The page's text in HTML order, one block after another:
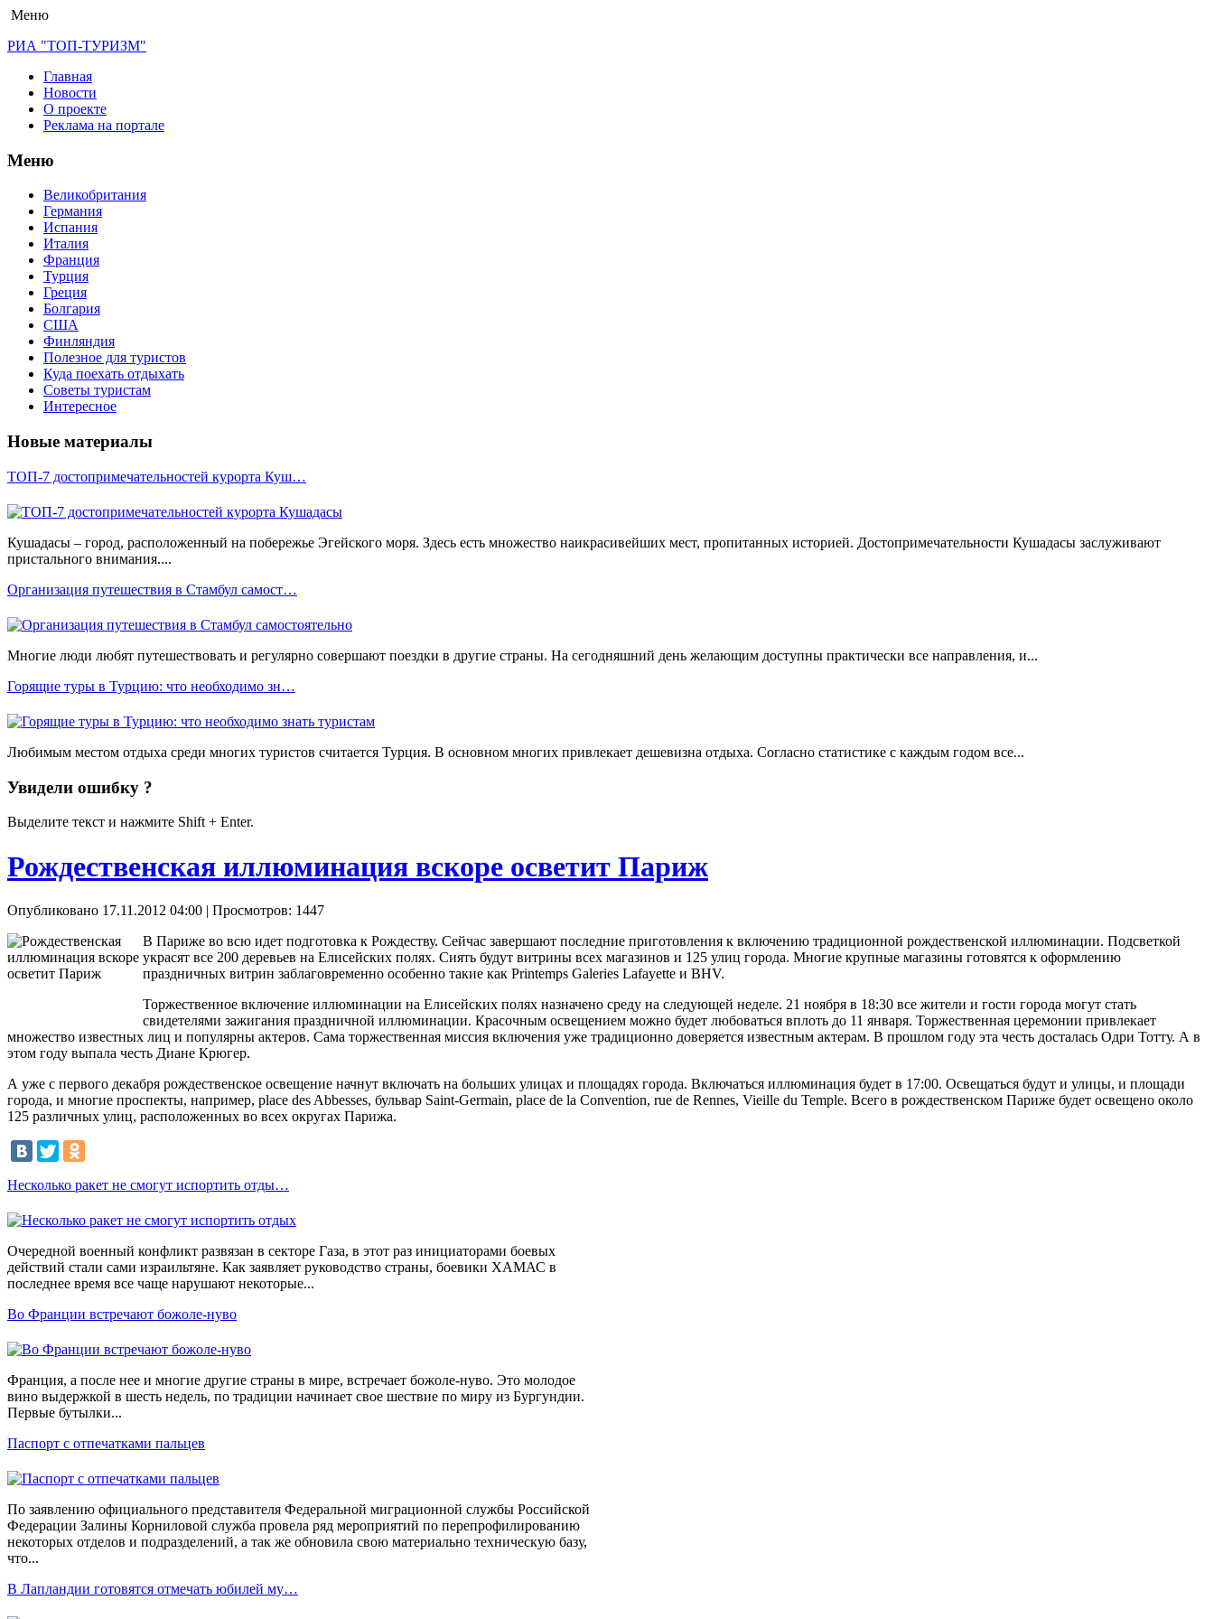
Меню
РИА "ТОП-ТУРИЗМ"
Главная
Новости
О проекте
Реклама на портале
Меню
Великобритания
Германия
Испания
Италия
Франция
Турция
Греция
Болгария
США
Финляндия
Полезное для туристов
Куда поехать отдыхать
Советы туристам
Интересное
Новые материалы
ТОП-7 достопримечательностей курорта Куш…
Кушадасы – город, расположенный на побережье Эгейского моря. Здесь есть множество наикрасивейших мест, пропитанных историей. Достопримечательности Кушадасы заслуживают
пристального внимания....
Организация путешествия в Стамбул самост…
Многие люди любят путешествовать и регулярно совершают поездки в другие страны. На сегодняшний день желающим доступны практически все направления, и...
Горящие туры в Турцию: что необходимо зн…
Любимым местом отдыха среди многих туристов считается Турция. В основном многих привлекает дешевизна отдыха. Согласно статистике с каждым годом все...
Увидели ошибку ?
Выделите текст и нажмите Shift + Enter.
Рождественская иллюминация вскоре осветит Париж
Опубликовано 17.11.2012 04:00 | Просмотров: 1447
В Париже во всю идет подготовка к Рождеству. Сейчас завершают последние приготовления к включению традиционной рождественской иллюминации. Подсветкой
украсят все 200 деревьев на Елисейских полях. Сиять будут витрины всех магазинов и 125 улиц города. Многие крупные магазины готовятся к оформлению
праздничных витрин заблаговременно особенно такие как Printemps Galeries Lafayette и BHV.
Торжественное включение иллюминации на Елисейских полях назначено среду на следующей неделе. 21 ноября в 18:30 все жители и гости города могут стать
свидетелями зажигания праздничной иллюминации. Красочным освещением можно будет любоваться вплоть до 11 января. Торжественная церемонии привлекает
множество известных лиц и популярны актеров. Сама торжественная миссия включения уже традиционно доверяется известным актерам. В прошлом году эта честь досталась Одри Тотту. А в
этом году выпала честь Диане Крюгер.
А уже с первого декабря рождественское освещение начнут включать на больших улицах и площадях города. Включаться иллюминация будет в 17:00. Освещаться будут и улицы, и площади
города, и многие проспекты, например, place des Abbesses, бульвар Saint-Germain, place de la Convention, rue de Rennes, Vieille du Temple. Всего в рождественском Париже будет освещено около
125 различных улиц, расположенных во всех округах Парижа.
Несколько ракет не смогут испортить отды…
Очередной военный конфликт развязан в секторе Газа, в этот раз инициаторами боевых
действий стали сами израильтяне. Как заявляет руководство страны, боевики ХАМАС в
последнее время все чаще нарушают некоторые...
Во Франции встречают божоле-нуво
Франция, а после нее и многие другие страны в мире, встречает божоле-нуво. Это молодое
вино выдержкой в шесть недель, по традиции начинает свое шествие по миру из Бургундии.
Первые бутылки...
Паспорт с отпечатками пальцев
По заявлению официального представителя Федеральной миграционной службы Российской
Федерации Залины Корниловой служба провела ряд мероприятий по перепрофилированию
некоторых отделов и подразделений, а так же обновила свою материально техническую базу,
что...
В Лапландии готовятся отмечать юбилей му…